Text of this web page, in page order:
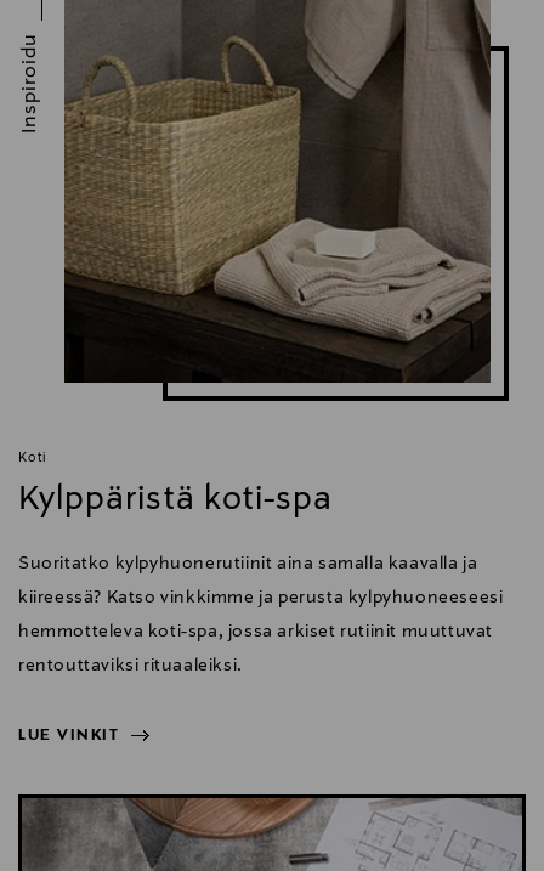
Koti
Kylppäristä koti-spa
Suoritatko kylpyhuonerutiinit aina samalla kaavalla ja
kiireessä? Katso vinkkimme ja perusta kylpyhuoneeseesi
hemmotteleva koti-spa, jossa arkiset rutiinit muuttuvat
rentouttaviksi rituaaleiksi.
LUE VINKIT
Inspiroidu
LUE VINKIT